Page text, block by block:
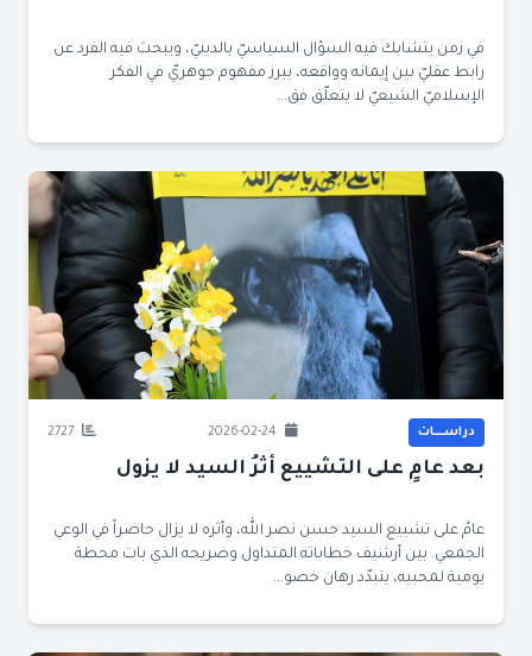
في زمن يتشابك فيه السؤال السياسيّ بالدينيّ، ويبحث فيه الفرد عن
رابط عقليّ بين إيمانه وواقعه، يبرز مفهوم جوهريّ في الفكر
الإسلاميّ الشيعيّ لا يتعلّق فق...
دراســــات 2026-02-24
بعد عامٍ على التشييع أثرُ السيد لا يزول
عامٌ على تشييع السيد حسن نصر الله، وأثره لا يزال حاضراً في الوعي
الجمعي. بين أرشيف خطاباته المتداول وضريحه الذي بات محطة
يومية لمحبيه، يتبدّد رهان خصو...